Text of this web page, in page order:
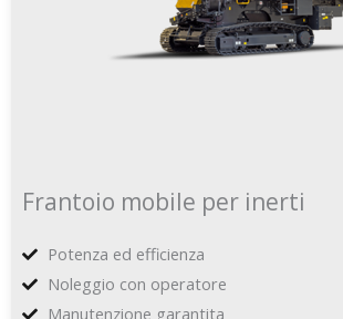
Frantoio mobile per inerti
Potenza ed efficienza
Noleggio con operatore
Manutenzione garantita